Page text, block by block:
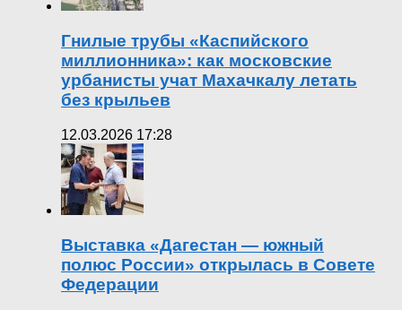
Гнилые трубы «Каспийского
миллионника»: как московские
урбанисты учат Махачкалу летать
без крыльев
12.03.2026 17:28
Выставка «Дагестан — южный
полюс России» открылась в Совете
Федерации